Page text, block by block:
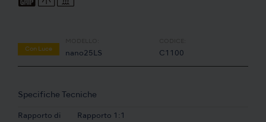
Con Luce
nano25LS C1100
Specifiche Tecniche
Rapporto di
Rapporto 1:1